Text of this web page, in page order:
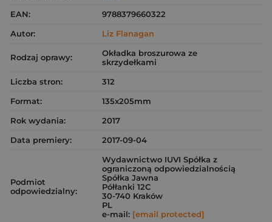
EAN:
9788379660322
Autor:
Liz Flanagan
Rodzaj oprawy:
Okładka broszurowa ze
skrzydełkami
Liczba stron:
312
Format:
135x205mm
Rok wydania:
2017
Data premiery:
2017-09-04
Podmiot
odpowiedzialny:
Wydawnictwo IUVI Spółka z
ograniczoną odpowiedzialnością
Spółka Jawna
Półłanki 12C
30-740 Kraków
PL
e-mail: [email protected]